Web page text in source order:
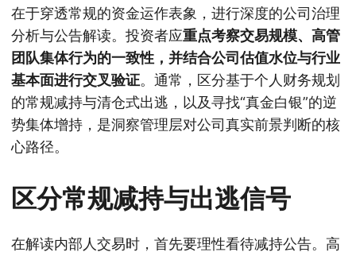
在于穿透常规的资金运作表象，进行深度的公司治理
分析与公告解读。投资者应重点考察交易规模、高管
团队集体行为的一致性，并结合公司估值水位与行业
基本面进行交叉验证。通常，区分基于个人财务规划
的常规减持与清仓式出逃，以及寻找“真金白银”的逆
势集体增持，是洞察管理层对公司真实前景判断的核
心路径。
区分常规减持与出逃信号
在解读内部人交易时，首先要理性看待减持公告。高